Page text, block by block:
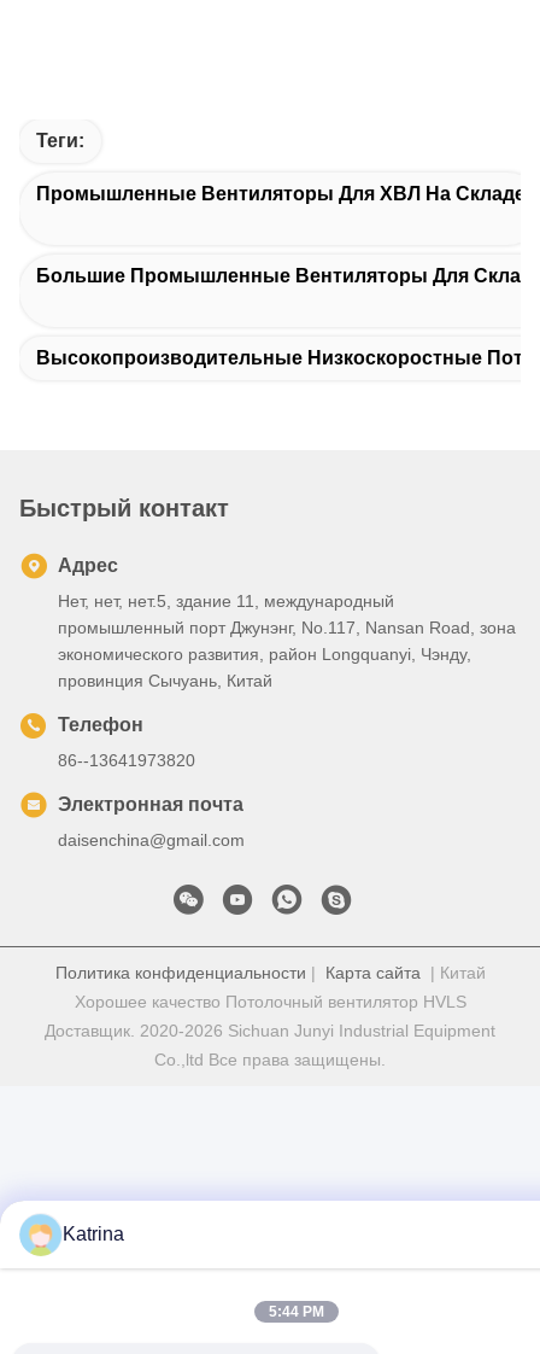
Теги:
Промышленные Вентиляторы Для ХВЛ На Складе
Большие Промышленные Вентиляторы Для
Высокопроизводительные Низкоскоростные
Быстрый контакт
Адрес
Нет, нет, нет.5, здание 11, международный
промышленный порт Джунэнг, No.117, Nansan Road, зона
экономического развития, район Longquanyi, Чэнду,
провинция Сычуань, Китай
Телефон
86--13641973820
Электронная почта
daisenchina@gmail.com
Политика конфиденциальности | Карта сайта | Китай
Хорошее качество Потолочный вентилятор HVLS
Доставщик. 2020-2026 Sichuan Junyi Industrial Equipment
Co.,ltd Все права защищены.
Katrina
5:44 PM